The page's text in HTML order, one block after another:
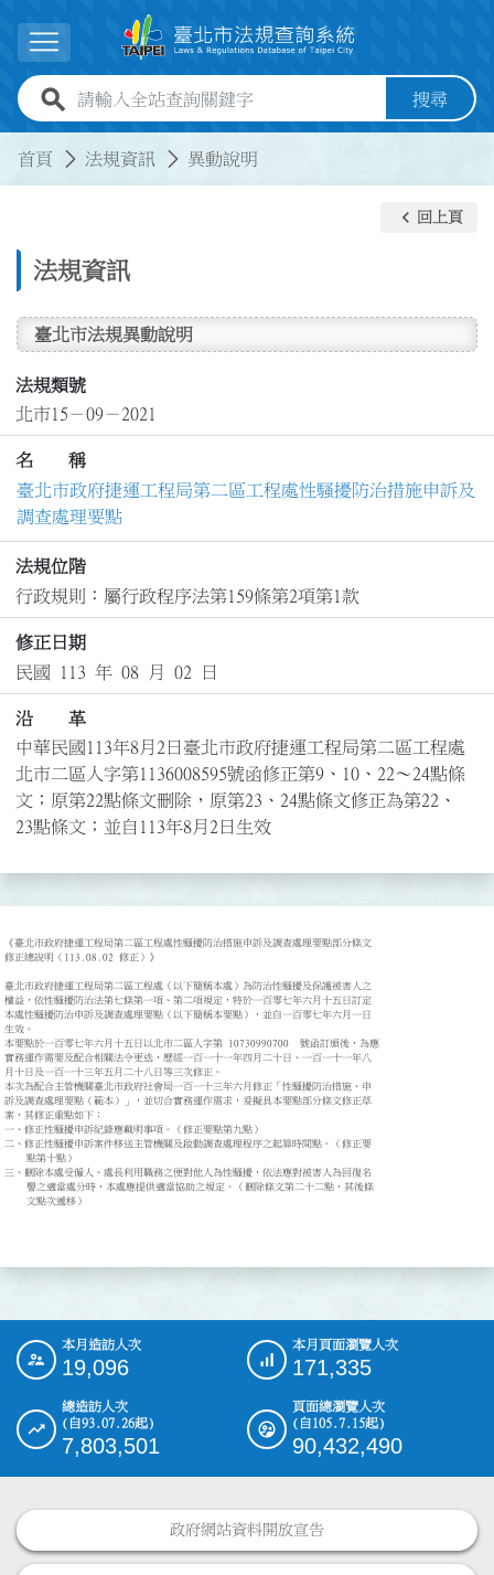
展開選單
全站查詢關鍵字欄位 搜尋
首頁 法規資訊 異動說明
法規資訊
keyboard_arrow_left 回上頁
臺北市法規異動說明
法規類號
北市15－09－2021
名 稱
臺北市政府捷運工程局第二區工程處性騷擾防治措施申訴及
調查處理要點
法規位階
行政規則：屬行政程序法第159條第2項第1款
修正日期
民國 113 年 08 月 02 日
沿 革
中華民國113年8月2日臺北市政府捷運工程局第二區工程處
北市二區人字第1136008595號函修正第9、10、22～24點條
文；原第22點條文刪除，原第23、24點條文修正為第22、
23點條文；並自113年8月2日生效
《臺北市政府捷運工程局第二區工程處性騷擾防治措施申訴及調查處理要點部分條文
修正總說明（113.08.02 修正）》
臺北市政府捷運工程局第二區工程處（以下簡稱本處）為防治性騷擾及保護被害人之
權益，依性騷擾防治法第七條第一項、第二項規定，特於一百零七年六月十五日訂定
本處性騷擾防治申訴及調查處理要點（以下簡稱本要點），並自一百零七年六月一日
生效。
本要點於一百零七年六月十五日以北市二區人字第 10730990700  號函訂頒後，為應
實務運作需要及配合相關法令更迭，歷經一百一十一年四月二十日、一百一十一年八
月十日及一百一十三年五月二十八日等三次修正。
本次為配合主管機關臺北市政府社會局一百一十三年六月修正「性騷擾防治措施、申
訴及調查處理要點（範本）」，並切合實務運作需求，爰擬具本要點部分條文修正草
案，其修正重點如下：
一、修正性騷擾申訴紀錄應載明事項。（修正要點第九點）
二、修正性騷擾申訴案件移送主管機關及啟動調查處理程序之起算時間點。（修正要
三、刪除本處受僱人、處長利用職務之便對他人為性騷擾，依法應對被害人為回復名
::: 本月造訪人次
19,096
本月頁面瀏覽人次
171,335
總造訪人次
(自93.07.26起)
7,803,501
頁面總瀏覽人次
(自105.7.15起)
90,432,490
政府網站資料開放宣告